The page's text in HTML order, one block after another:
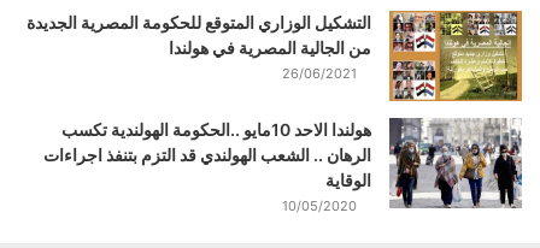
التشكيل الوزاري المتوقع للحكومة المصرية الجديدة
من الجالية المصرية في هولندا
26/06/2021
هولندا الاحد 10مايو ..الحكومة الهولندية تكسب
الرهان .. الشعب الهولندي قد التزم بتنفذ اجراءات
الوقاية
10/05/2020